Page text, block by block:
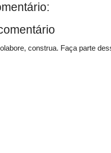
construa. Faça parte